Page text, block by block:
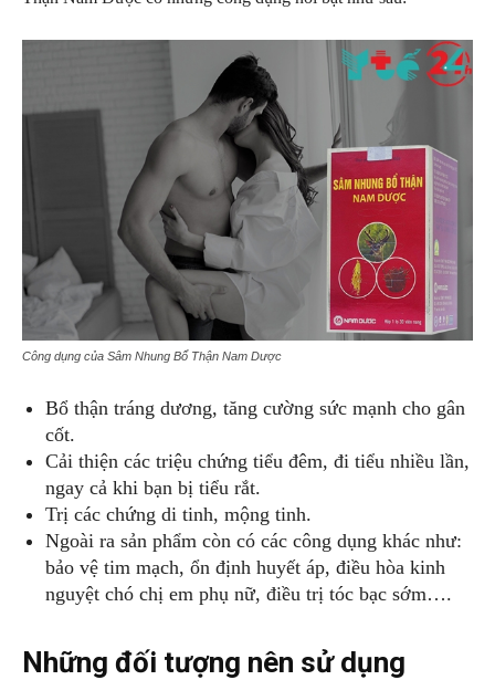
Công dụng của Sâm Nhung Bổ Thận Nam Dược
Bổ thận tráng dương, tăng cường sức mạnh cho gân
cốt.
Cải thiện các triệu chứng tiểu đêm, đi tiểu nhiều lần,
ngay cả khi bạn bị tiểu rắt.
Trị các chứng di tinh, mộng tinh.
Ngoài ra sản phẩm còn có các công dụng khác như:
bảo vệ tim mạch, ổn định huyết áp, điều hòa kinh
nguyệt chó chị em phụ nữ, điều trị tóc bạc sớm….
Những đối tượng nên sử dụng